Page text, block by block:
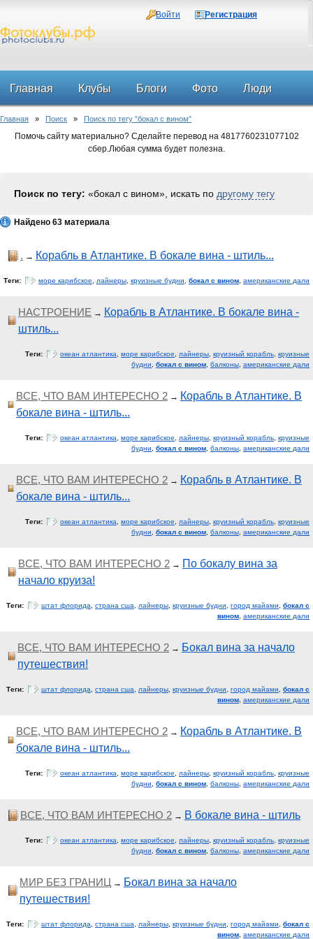
Войти Регистрация
Главная Клубы Блоги Фото Люди
Форум
Главная » Поиск » Поиск по тегу "бокал с вином"
Помочь сайту материально? Сделайте перевод на 4817760231077102
сбер.Любая сумма будет полезна.
Поиск по тегу: «бокал с вином», искать по другому тегу
Найдено 63 материала
. → Корабль в Атлантике. В бокале вина - штиль...
Теги: море карибское лайнеры круизные будни бокал с вином американские дали
НАСТРОЕНИЕ → Корабль в Атлантике. В бокале вина -
штиль...
Теги: океан атлантика море карибское лайнеры круизный корабль круизные
будни
бокал с вином балконы американские дали
ВСЕ, ЧТО ВАМ ИНТЕРЕСНО 2 → Корабль в Атлантике. В
бокале вина - штиль...
Теги: океан атлантика море карибское лайнеры круизный корабль круизные
будни
бокал с вином балконы американские дали
ВСЕ, ЧТО ВАМ ИНТЕРЕСНО 2 → Корабль в Атлантике. В
бокале вина - штиль...
Теги: океан атлантика море карибское лайнеры круизный корабль круизные
будни
бокал с вином балконы американские дали
ВСЕ, ЧТО ВАМ ИНТЕРЕСНО 2 → По бокалу вина за
начало круиза!
Теги: штат флорида страна сша лайнеры круизные будни город майами
бокал с
вином американские дали
ВСЕ, ЧТО ВАМ ИНТЕРЕСНО 2 → Бокал вина за начало
путешествия!
Теги: штат флорида страна сша лайнеры круизные будни город майами
бокал с
вином американские дали
ВСЕ, ЧТО ВАМ ИНТЕРЕСНО 2 → Корабль в Атлантике. В
бокале вина - штиль...
Теги: океан атлантика море карибское лайнеры круизный корабль круизные
будни
бокал с вином балконы американские дали
ВСЕ, ЧТО ВАМ ИНТЕРЕСНО 2 → В бокале вина - штиль
Теги: океан атлантика море карибское лайнеры круизный корабль круизные
будни
бокал с вином балконы американские дали
МИР БЕЗ ГРАНИЦ → Бокал вина за начало
путешествия!
Теги: штат флорида страна сша лайнеры круизные будни город майами
бокал с
вином американские дали